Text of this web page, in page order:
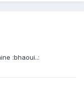
:bhaoui..: